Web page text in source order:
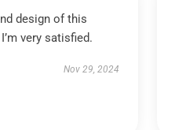
design of this
very satisfied.
Nov 29, 2024